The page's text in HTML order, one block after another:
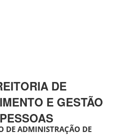
DE
E GESTÃO
DE ADMINISTRAÇÃO DE